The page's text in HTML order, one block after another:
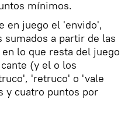
mínimos.
en juego el 'envido',
sumados a partir de las
lo que resta del juego
(y el o los
'retruco' o 'vale
y cuatro puntos por